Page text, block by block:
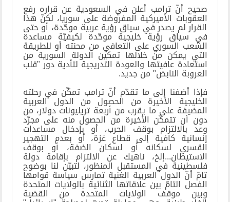
صحيح أنّ ترامب أعلن في السعودية عن قراره رفع
العقوبات الأميركية المفروضة على سوريا، لكنّ هذا
القرار لم يصدر في سياق رؤية عربية موحّدة، أو حتى
في سياق رؤية خليجية موحّدة لكيفيّة مساعدة
الشعب السوري على التعافي من محنته أو للطريقة
التي يمكن من خلالها تمكين الدولة السورية من
استعادة عافيتها والعودة التدريجية لتأدية دور "قلب
العروبة النابض" من جديد.
فإذا أضفنا إلى ما تقدّم أنّ ترامب تمكّن في رحلته
الخليجية الأخيرة من الحصول من الدول العربية
المضيفة على ما يقرب من أربعة تريليونات دولار، من
دون أن تتمكّن الأخيرة من الحصول منه على مجرّد
وعد بالالتزام بوقف الحرب، أو بإدخال مساعدات
إنسانية كافية إلى قطاع غزة، أو بعدم التهجير
القسري لسكانه أو لسكان الضفة، أو بوقف
الاستيطان...إلخ، ناهيك عن الالتزام بإقامة دولة
فلسطينية في المستقبل المنظور، لتبيّن لنا بوضوح
تامّ أنّ الدول العربية الغنية تمارس سياسة قوامها
الفصل التامّ بين علاقاتها الثنائية بالولايات المتحدة
وبين موقف الولايات المتحدة من القضية